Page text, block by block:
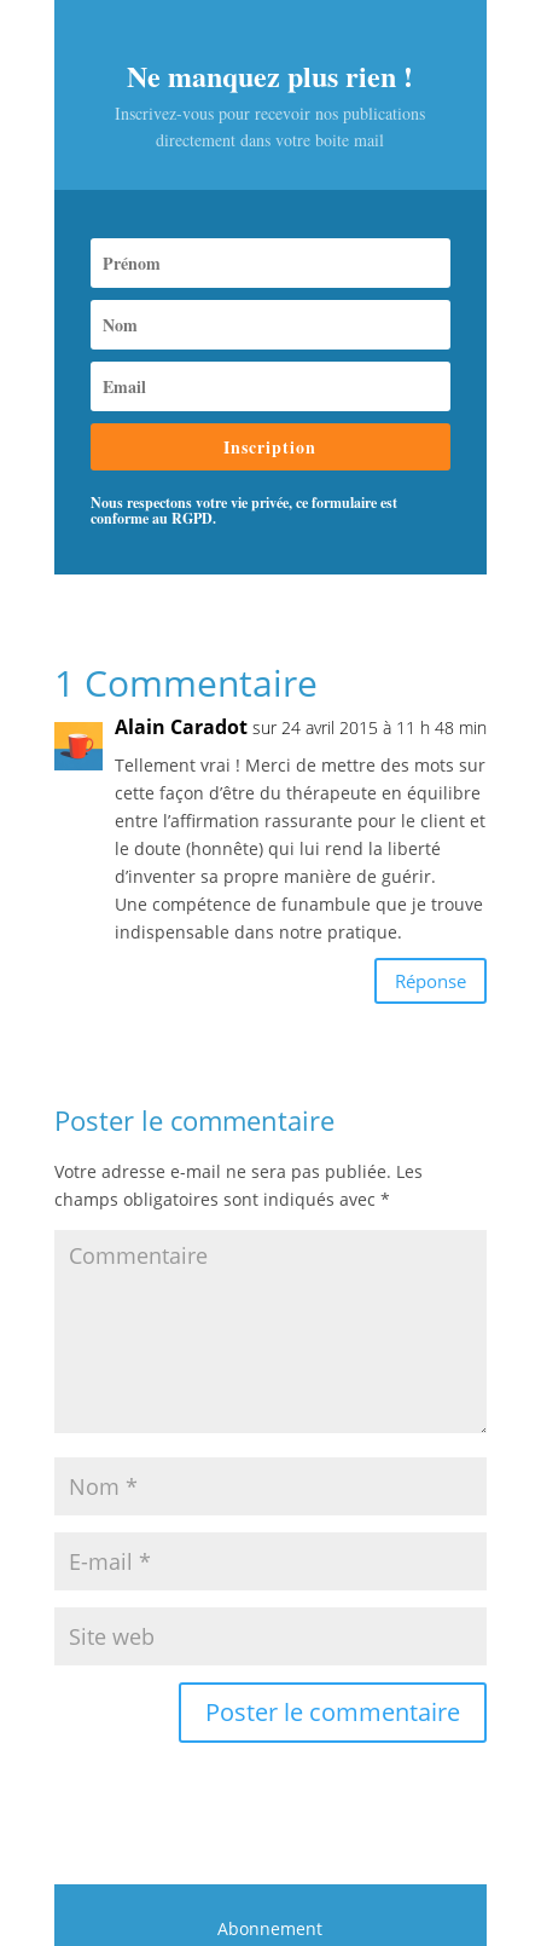
Ne manquez plus rien !
Inscrivez-vous pour recevoir nos publications
directement dans votre boite mail
Inscription
Nous respectons votre vie privée, ce formulaire est
conforme au RGPD.
1 Commentaire
Alain Caradot sur 24 avril 2015 à 11 h 48 min
Tellement vrai ! Merci de mettre des mots sur
cette façon d’être du thérapeute en équilibre
entre l’affirmation rassurante pour le client et
le doute (honnête) qui lui rend la liberté
d’inventer sa propre manière de guérir.
Une compétence de funambule que je trouve
indispensable dans notre pratique.
Réponse
Poster le commentaire
Votre adresse e-mail ne sera pas publiée. Les
champs obligatoires sont indiqués avec *
Abonnement